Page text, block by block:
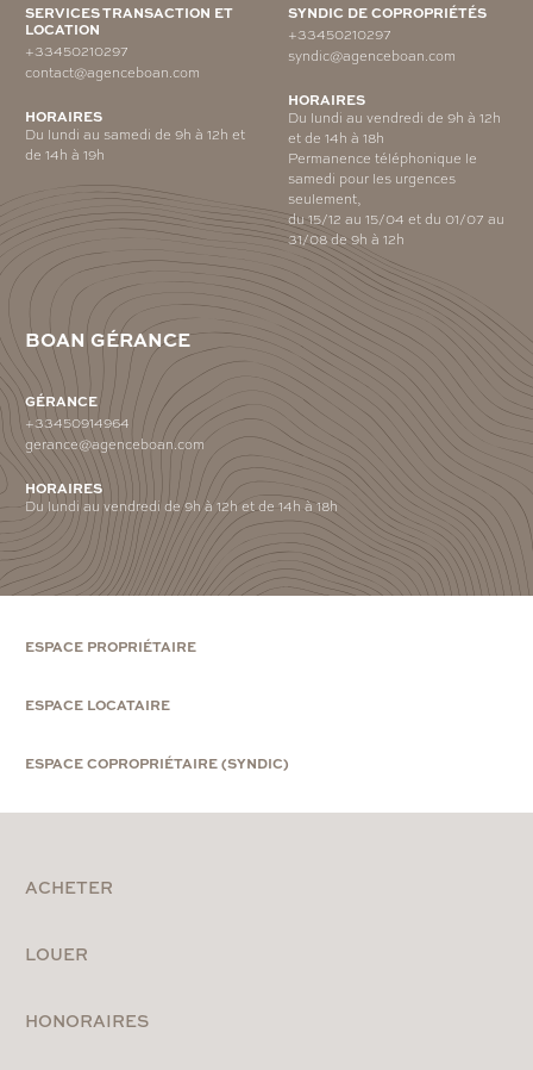
SERVICES TRANSACTION ET
LOCATION
+33450210297
contact@agenceboan.com
HORAIRES
Du lundi au samedi de 9h à 12h et
de 14h à 19h
SYNDIC DE COPROPRIÉTÉS
+33450210297
syndic@agenceboan.com
HORAIRES
Du lundi au vendredi de 9h à 12h
et de 14h à 18h
Permanence téléphonique le
samedi pour les urgences
seulement,
du 15/12 au 15/04 et du 01/07 au
31/08 de 9h à 12h
BOAN GÉRANCE
GÉRANCE
+33450914964
gerance@agenceboan.com
HORAIRES
Du lundi au vendredi de 9h à 12h et de 14h à 18h
ESPACE PROPRIÉTAIRE
ESPACE LOCATAIRE
ESPACE COPROPRIÉTAIRE (SYNDIC)
ACHETER
LOUER
HONORAIRES